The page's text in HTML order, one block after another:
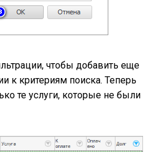
чтобы добавить еще
к критериям поиска. Теперь
те услуги, которые не были